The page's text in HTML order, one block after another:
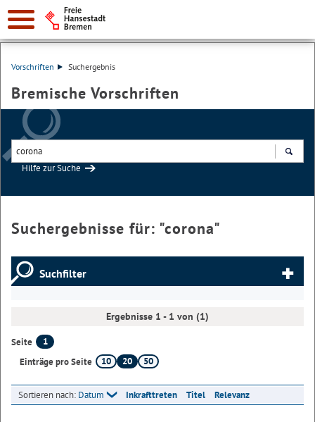
Vorschriften Suchergebnis
Bremische Vorschriften
Hilfe zur Suche
Suchergebnisse für: "corona"
Suchfilter
Ergebnisse 1 - 1 von (1)
Seite
1
Einträge pro Seite
10 20 50
Sortieren nach: Datum Inkrafttreten Titel Relevanz